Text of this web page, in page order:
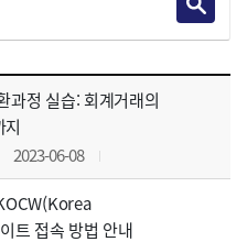
과정 실습: 회계거래의
지
2023-06-08
트 접속 방법 안내